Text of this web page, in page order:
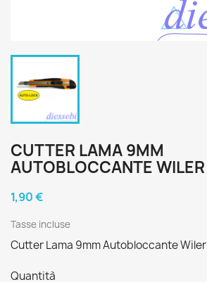
CUTTER LAMA 9MM
AUTOBLOCCANTE WILER
1,90 €
Tasse incluse
Cutter Lama 9mm Autobloccante Wiler
Quantità